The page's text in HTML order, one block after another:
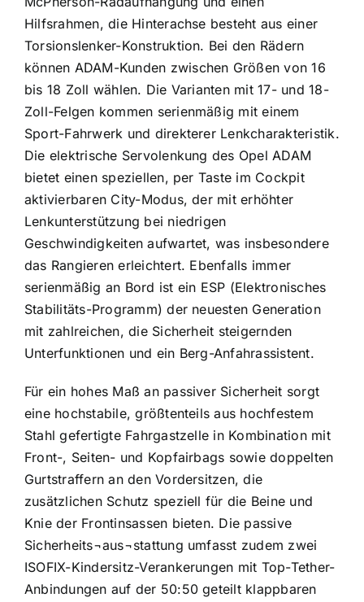
Hilfsrahmen, die Hinterachse besteht aus einer
Torsionslenker-Konstruktion. Bei den Rädern
können ADAM-Kunden zwischen Größen von 16
bis 18 Zoll wählen. Die Varianten mit 17- und 18-
Zoll-Felgen kommen serienmäßig mit einem
Sport-Fahrwerk und direkterer Lenkcharakteristik.
Die elektrische Servolenkung des Opel ADAM
bietet einen speziellen, per Taste im Cockpit
aktivierbaren City-Modus, der mit erhöhter
Lenkunterstützung bei niedrigen
Geschwindigkeiten aufwartet, was insbesondere
das Rangieren erleichtert. Ebenfalls immer
serienmäßig an Bord ist ein ESP (Elektronisches
Stabilitäts-Programm) der neuesten Generation
mit zahlreichen, die Sicherheit steigernden
Unterfunktionen und ein Berg-Anfahrassistent.
Für ein hohes Maß an passiver Sicherheit sorgt
eine hochstabile, größtenteils aus hochfestem
Stahl gefertigte Fahrgastzelle in Kombination mit
Front-, Seiten- und Kopfairbags sowie doppelten
Gurtstraffern an den Vordersitzen, die
zusätzlichen Schutz speziell für die Beine und
Knie der Frontinsassen bieten. Die passive
Sicherheits¬aus¬stattung umfasst zudem zwei
ISOFIX-Kindersitz-Verankerungen mit Top-Tether-
Anbindungen auf der 50:50 geteilt klappbaren